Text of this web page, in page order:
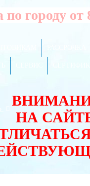
по городу от
НА